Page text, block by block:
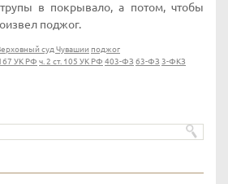
в покрывало, а потом, чтобы
поджог.
суд Чувашии поджог
УК РФ ч. 2 ст. 105 УК РФ 403-ФЗ 63-ФЗ 3-ФКЗ